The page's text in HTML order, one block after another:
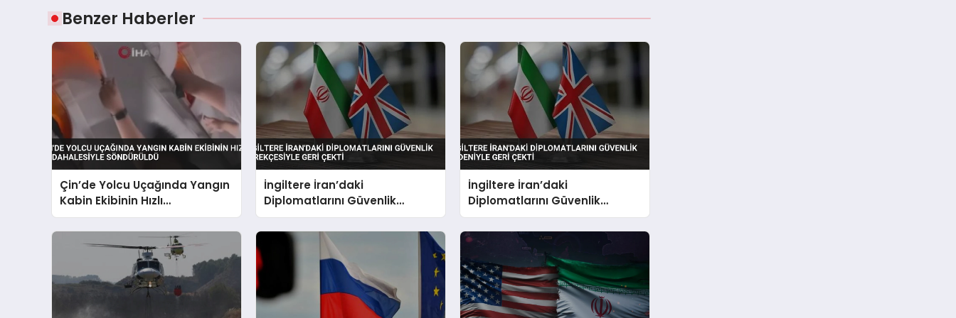
Benzer Haberler
Çin’de Yolcu Uçağında Yangın
Kabin Ekibinin Hızlı
Müdahalesiyle Söndürüldü
İngiltere İran’daki
Diplomatlarını Güvenlik
Gerekçesiyle Geri Çekti
İngiltere İran’daki
Diplomatlarını Güvenlik
Nedeniyle Geri Çekti